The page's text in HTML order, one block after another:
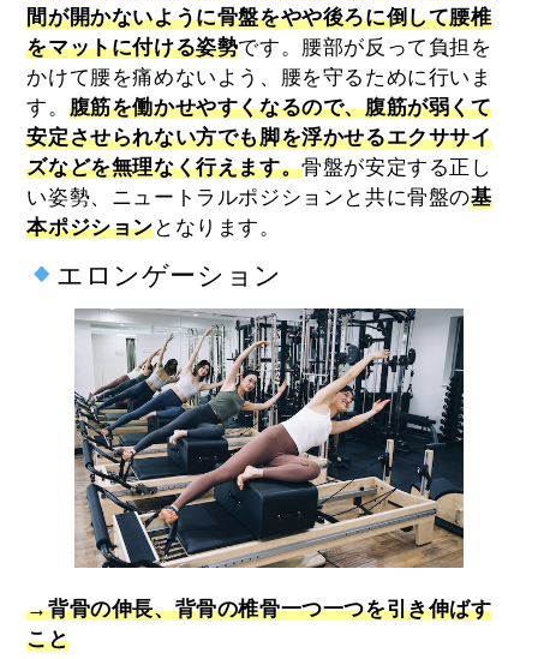
間が開かないように骨盤をやや後ろに倒して腰椎
をマットに付ける姿勢です。腰部が反って負担を
かけて腰を痛めないよう、腰を守るために行いま
す。 腹筋を働かせやすくなるので、腹筋が弱くて
安定させられない方でも脚を浮かせるエクササイ
ズなどを無理なく行えます。骨盤が安定する正し
い姿勢、ニュートラルポジションと共に骨盤の基
本ポジションとなります。
エロンゲーション
→背骨の伸長、背骨の椎骨一つ一つを引き伸ばす
こと